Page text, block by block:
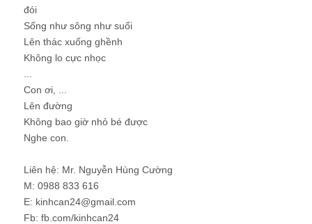
đói
Sống như sông như suối
Lên thác xuống ghềnh
Không lo cực nhọc
Con ơi, ...
Lên đường
Không bao giờ nhỏ bé được
Nghe con.
Liên hệ: Mr. Nguyễn Hùng Cường
M: 0988 833 616
E: kinhcan24@gmail.com
Fb: fb.com/kinhcan24